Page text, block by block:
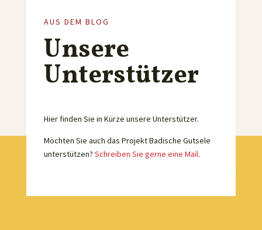
AUS DEM BLOG
Unsere
Unterstützer
Hier finden Sie in Kürze unsere Unterstützer.
Möchten Sie auch das Projekt Badische Gutsele
unterstützen? Schreiben Sie gerne eine Mail.